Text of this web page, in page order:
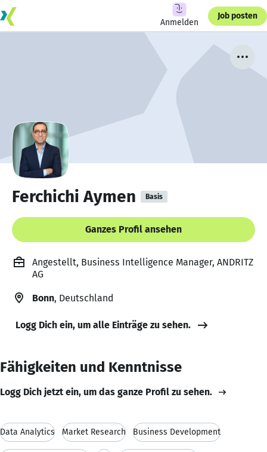
Anmelden
Job posten
Ferchichi Aymen Basis
Ganzes Profil ansehen
Angestellt, Business Intelligence Manager, ANDRITZ
AG
Bonn, Deutschland
Logg Dich ein, um alle Einträge zu sehen.
Fähigkeiten und Kenntnisse
Logg Dich jetzt ein, um das ganze Profil zu sehen.
Data Analytics Market Research Business Development